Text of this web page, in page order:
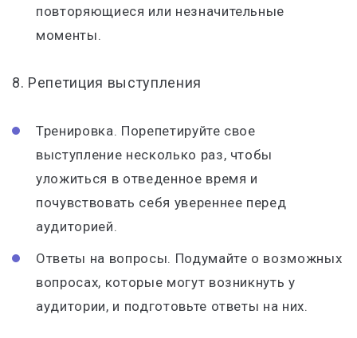
повторяющиеся или незначительные
моменты.
8. Репетиция выступления
Тренировка. Порепетируйте свое
выступление несколько раз, чтобы
уложиться в отведенное время и
почувствовать себя увереннее перед
аудиторией.
Ответы на вопросы. Подумайте о возможных
вопросах, которые могут возникнуть у
аудитории, и подготовьте ответы на них.